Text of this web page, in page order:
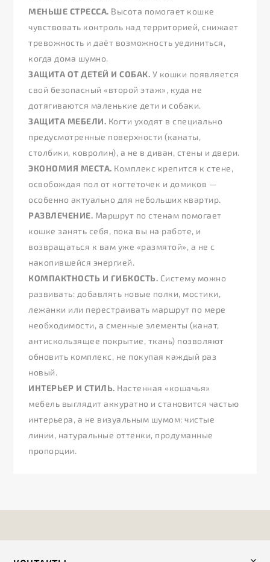
МЕНЬШЕ СТРЕССА. Высота помогает кошке
чувствовать контроль над территорией, снижает
тревожность и даёт возможность уединиться,
когда дома шумно.
ЗАЩИТА ОТ ДЕТЕЙ И СОБАК. У кошки появляется
свой безопасный «второй этаж», куда не
дотягиваются маленькие дети и собаки.
ЗАЩИТА МЕБЕЛИ. Когти уходят в специально
предусмотренные поверхности (канаты,
столбики, ковролин), а не в диван, стены и двери.
ЭКОНОМИЯ МЕСТА. Комплекс крепится к стене,
освобождая пол от когтеточек и домиков —
особенно актуально для небольших квартир.
РАЗВЛЕЧЕНИЕ. Маршрут по стенам помогает
кошке занять себя, пока вы на работе, и
возвращаться к вам уже «размятой», а не с
накопившейся энергией.
КОМПАКТНОСТЬ И ГИБКОСТЬ. Систему можно
развивать: добавлять новые полки, мостики,
лежанки или перестраивать маршрут по мере
необходимости, а сменные элементы (канат,
антискользящее покрытие, ткань) позволяют
обновить комплекс, не покупая каждый раз
новый.
ИНТЕРЬЕР И СТИЛЬ. Настенная «кошачья»
мебель выглядит аккуратно и становится частью
интерьера, а не визуальным шумом: чистые
линии, натуральные оттенки, продуманные
пропорции.